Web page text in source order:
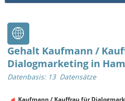
Gehalt Kaufmann /
Dialogmarketing in
Datenbasis: 13 Datensätze
Kaufmann / Kauffrau für